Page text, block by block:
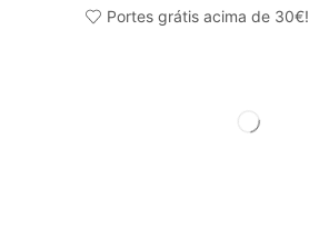
Portes grátis acima de 30€!